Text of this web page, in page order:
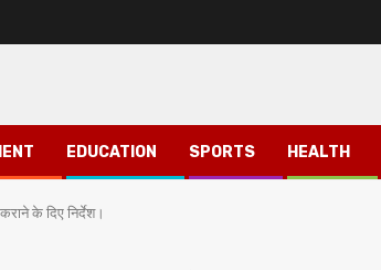
EDUCATION SPORTS HEALTH
के दिए निर्देश।